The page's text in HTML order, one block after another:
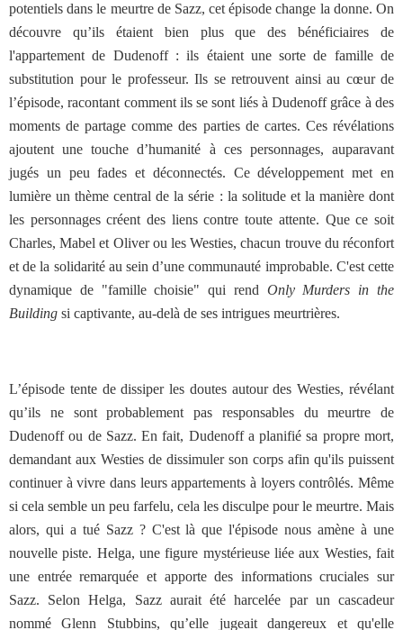
potentiels dans le meurtre de Sazz, cet épisode change la donne. On
découvre qu’ils étaient bien plus que des bénéficiaires de
l'appartement de Dudenoff : ils étaient une sorte de famille de
substitution pour le professeur. Ils se retrouvent ainsi au cœur de
l’épisode, racontant comment ils se sont liés à Dudenoff grâce à des
moments de partage comme des parties de cartes. Ces révélations
ajoutent une touche d’humanité à ces personnages, auparavant
jugés un peu fades et déconnectés. Ce développement met en
lumière un thème central de la série : la solitude et la manière dont
les personnages créent des liens contre toute attente. Que ce soit
Charles, Mabel et Oliver ou les Westies, chacun trouve du réconfort
et de la solidarité au sein d’une communauté improbable. C'est cette
dynamique de "famille choisie" qui rend Only Murders in the
Building si captivante, au-delà de ses intrigues meurtrières.
L’épisode tente de dissiper les doutes autour des Westies, révélant
qu’ils ne sont probablement pas responsables du meurtre de
Dudenoff ou de Sazz. En fait, Dudenoff a planifié sa propre mort,
demandant aux Westies de dissimuler son corps afin qu'ils puissent
continuer à vivre dans leurs appartements à loyers contrôlés. Même
si cela semble un peu farfelu, cela les disculpe pour le meurtre. Mais
alors, qui a tué Sazz ? C'est là que l'épisode nous amène à une
nouvelle piste. Helga, une figure mystérieuse liée aux Westies, fait
une entrée remarquée et apporte des informations cruciales sur
Sazz. Selon Helga, Sazz aurait été harcelée par un cascadeur
nommé Glenn Stubbins, qu’elle jugeait dangereux et qu'elle